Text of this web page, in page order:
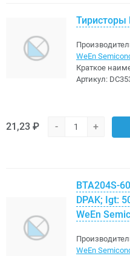
Тиристоры
WeEn
Краткое
Артикул:
21,23 ₽ - +
BTA204S-
DPAK; Igt:
WeEn
WeEn